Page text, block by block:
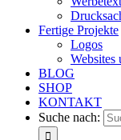
Fertige Projekte
Logos
Websites
BLOG
SHOP
KONTAKT
Suche nach: